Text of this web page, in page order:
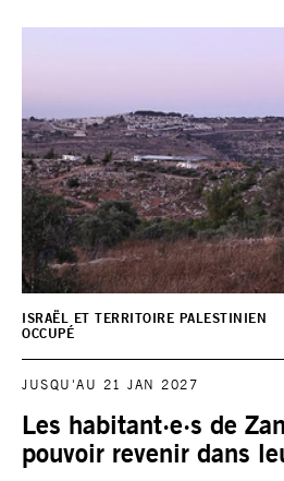
ISRAËL ET TERRITOIRE PALESTINIEN
OCCUPÉ
JUSQU'AU 21 JAN 2027
Les habitant·e·s de
pouvoir revenir dans